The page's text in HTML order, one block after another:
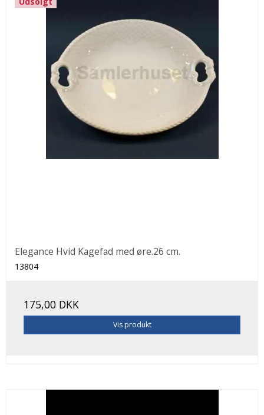
Elegance Hvid Kagefad med øre.26 cm.
13804
175,00 DKK
Vis produkt